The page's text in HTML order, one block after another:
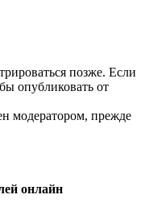
позже. Если
опубликовать от
модератором, прежде
онлайн